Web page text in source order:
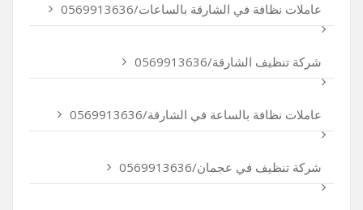
عاملات نظافة في الشارقة بالساعات/0569913636
شركة تنظيف الشارقة/0569913636
عاملات نظافة بالساعة في الشارقة/0569913636
شركة تنظيف في عجمان/0569913636